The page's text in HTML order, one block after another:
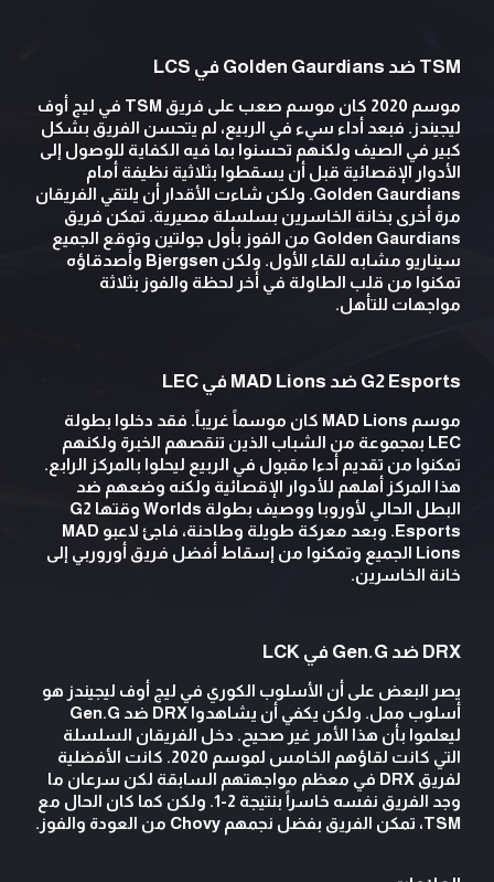
TSM ضد Golden Gaurdians في LCS
موسم 2020 كان موسم صعب على فريق TSM في ليج أوف
ليجيندز. فبعد أداء سيء في الربيع، لم يتحسن الفريق بشكل
كبير في الصيف ولكنهم تحسنوا بما فيه الكفاية للوصول إلى
الأدوار الإقصائية قبل أن يسقطوا بثلاثية نظيفة أمام
Golden Gaurdians. ولكن شاءت الأقدار أن يلتقي الفريقان
مرة أخرى بخانة الخاسرين بسلسلة مصيرية. تمكن فريق
Golden Gaurdians من الفوز بأول جولتين وتوقع الجميع
سيناريو مشابه للقاء الأول. ولكن Bjergsen وأصدقاؤه
تمكنوا من قلب الطاولة في أخر لحظة والفوز بثلاثة
مواجهات للتأهل.
G2 Esports ضد MAD Lions في LEC
موسم MAD Lions كان موسماً غريباً. فقد دخلوا بطولة
LEC بمجموعة من الشباب الذين تنقصهم الخبرة ولكنهم
تمكنوا من تقديم أدءا مقبول في الربيع ليحلوا بالمركز الرابع.
هذا المركز أهلهم للأدوار الإقصائية ولكنه وضعهم ضد
البطل الحالي لأوروبا ووصيف بطولة Worlds وقتها G2
Esports. وبعد معركة طويلة وطاحنة، فاجئ لاعبو MAD
Lions الجميع وتمكنوا من إسقاط أفضل فريق أوروربي إلى
خانة الخاسرين.
DRX ضد Gen.G في LCK
يصر البعض على أن الأسلوب الكوري في ليج أوف ليجيندز هو
أسلوب ممل. ولكن يكفي أن يشاهدوا DRX ضد Gen.G
ليعلموا بأن هذا الأمر غير صحيح. دخل الفريقان السلسلة
التي كانت لقاؤهم الخامس لموسم 2020. كانت الأفضلية
لفريق DRX في معظم مواجهتهم السابقة لكن سرعان ما
وجد الفريق نفسه خاسراً بنتيجة 2-1. ولكن كما كان الحال مع
TSM، تمكن الفريق بفضل نجمهم Chovy من العودة والفوز.